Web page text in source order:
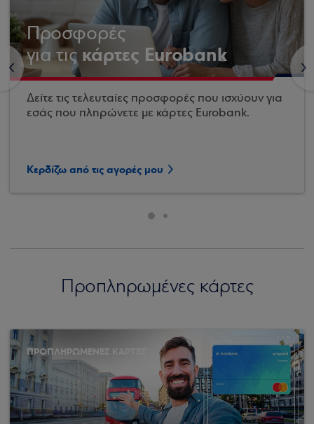
<
Προσφορές
για τις κάρτες Eurobank
Δείτε τις τελευταίες προσφορές που ισχύουν για
εσάς που πληρώνετε με κάρτες Eurobank.
Κερδίζω από τις αγορές μου
>
Προπληρωμένες κάρτες
ΠΡΟΠΛΗΡΩΜΕΝΕΣ ΚΑΡΤΕΣ